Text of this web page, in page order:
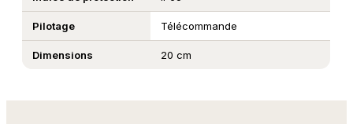
Pilotage Télécommande
Dimensions 20 cm